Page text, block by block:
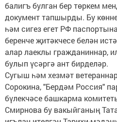
балигъ булган бер төркем
документ тапшырды. Бу
һәм сигез егет РФ
беренче җитәкчесе белән
алар лаеклы гражданиннар,
булып үсәргә ант бирделәр.
Сугыш һәм хезмәт
Сорокина, "Бердәм Россия"
бүлекчәсе башкарма
Смирнова бу вакыйганың